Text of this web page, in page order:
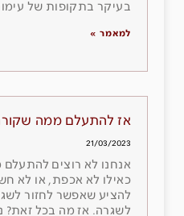
בעיקר בתקופות של עימות
למאמר »
אז להתעלם ממה
21/03/2023
אנחנו לא רוצים
כאילו לא אכפת, או לא
להציע שאפשר לחזור
לשגרה. אז מה בכל זאת?